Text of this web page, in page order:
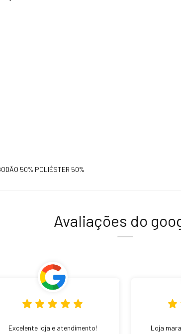
50% POLIÉSTER 50%
Avaliações do
Excelente loja e atendimento!
Loja